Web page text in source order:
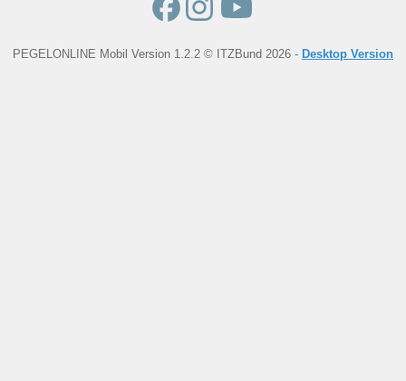
PEGELONLINE Mobil Version 1.2.2 © ITZBund 2026 - Desktop Version